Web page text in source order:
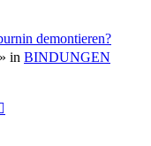
demontieren?
in BINDUNGEN